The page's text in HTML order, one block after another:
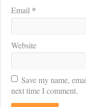
Email *
Website
Save my name,
next time I comment.